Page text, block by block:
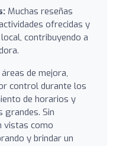
Muchas reseñas
ofrecidas y
contribuyendo a
de mejora,
control durante los
de horarios y
grandes. Sin
vistas como
y brindar un